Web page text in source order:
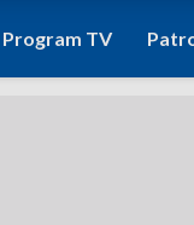
Program TV